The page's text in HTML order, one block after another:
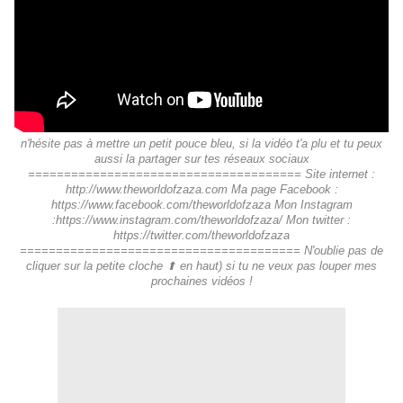
n'hésite pas à mettre un petit pouce bleu, si la vidéo t'a plu et tu peux
aussi la partager sur tes réseaux sociaux
====================================== Site internet :
http://www.theworldofzaza.com Ma page Facebook :
https://www.facebook.com/theworldofzaza Mon Instagram
:https://www.instagram.com/theworldofzaza/ Mon twitter :
https://twitter.com/theworldofzaza
======================================= N'oublie pas de
cliquer sur la petite cloche ⬆︎ en haut) si tu ne veux pas louper mes
prochaines vidéos !